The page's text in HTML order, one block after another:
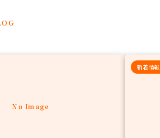
No Image
新着情報